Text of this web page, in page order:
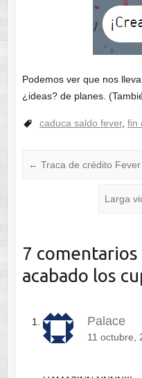
Podemos ver que nos
¿ideas? de planes.
caduca saldo fever, fin
← Traca de crédito Fever
Larga
7 comentarios
acabado los
Palace
11 octubre,